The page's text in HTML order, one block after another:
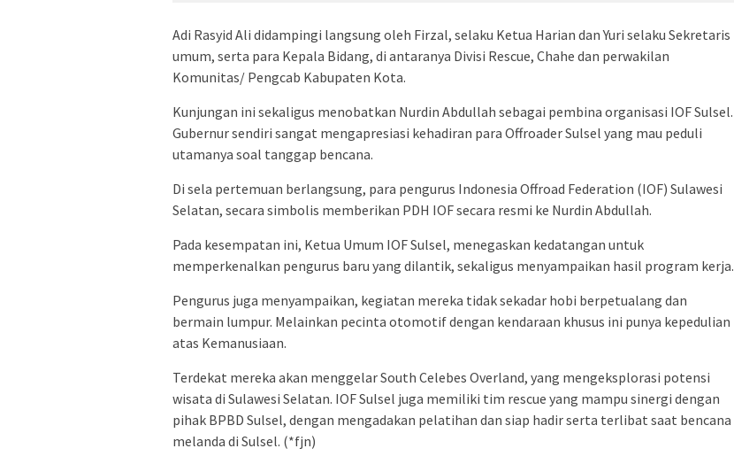
Adi Rasyid Ali didampingi langsung oleh Firzal, selaku Ketua Harian dan Yuri selaku Sekretaris
umum, serta para Kepala Bidang, di antaranya Divisi Rescue, Chahe dan perwakilan
Komunitas/ Pengcab Kabupaten Kota.
Kunjungan ini sekaligus menobatkan Nurdin Abdullah sebagai pembina organisasi IOF Sulsel.
Gubernur sendiri sangat mengapresiasi kehadiran para Offroader Sulsel yang mau peduli
utamanya soal tanggap bencana.
Di sela pertemuan berlangsung, para pengurus Indonesia Offroad Federation (IOF) Sulawesi
Selatan, secara simbolis memberikan PDH IOF secara resmi ke Nurdin Abdullah.
Pada kesempatan ini, Ketua Umum IOF Sulsel, menegaskan kedatangan untuk
memperkenalkan pengurus baru yang dilantik, sekaligus menyampaikan hasil program kerja.
Pengurus juga menyampaikan, kegiatan mereka tidak sekadar hobi berpetualang dan
bermain lumpur. Melainkan pecinta otomotif dengan kendaraan khusus ini punya kepedulian
atas Kemanusiaan.
Terdekat mereka akan menggelar South Celebes Overland, yang mengeksplorasi potensi
wisata di Sulawesi Selatan. IOF Sulsel juga memiliki tim rescue yang mampu sinergi dengan
pihak BPBD Sulsel, dengan mengadakan pelatihan dan siap hadir serta terlibat saat bencana
melanda di Sulsel. (*fjn)